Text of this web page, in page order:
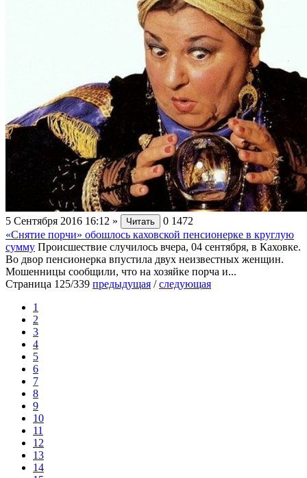
5 Сентября 2016 16:12 » Читать 0 1472
«Снятие порчи» обошлось каховской пенсионерке в круглую
сумму Происшествие случилось вчера, 04 сентября, в Каховке.
Во двор пенсионерка впустила двух неизвестных женщин.
Мошенницы сообщили, что на хозяйке порча и...
Страница 125/339 предыдущая /следующая
1
2
3
4
5
6
7
8
9
10
11
12
13
14